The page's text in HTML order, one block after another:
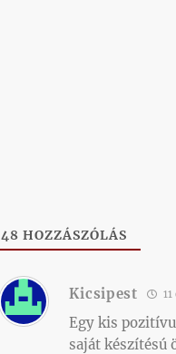
48 HOZZÁSZÓLÁS
Kicsipest 11
Egy kis
saját készítésú